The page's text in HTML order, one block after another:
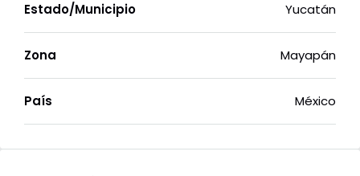
Estado/Municipio Yucatán
Zona Mayapán
País México